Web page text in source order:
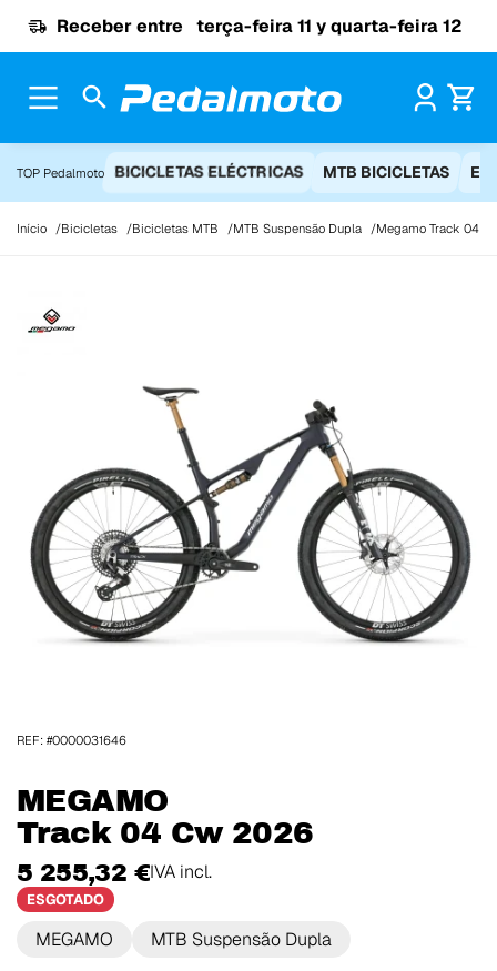
Receber entre terça-feira 11 y quarta-feira 12
TOP Pedalmoto BICICLETAS ELÉCTRICAS MTB BICICLETAS
Início Bicicletas Bicicletas MTB MTB Suspensão Dupla Megamo Track 04
MEGAMO
Track 04 Cw 2026
5 255,32 €IVA incl.
ESGOTADO
MEGAMO MTB Suspensão Dupla
REF: #0000031646